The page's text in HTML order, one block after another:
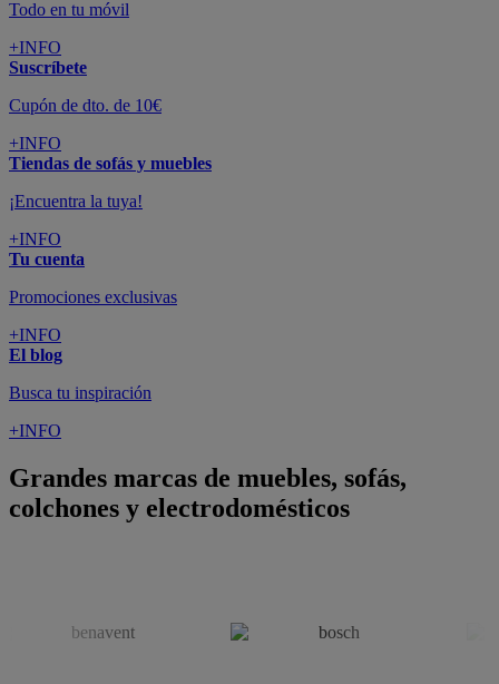
Todo en tu móvil
+INFO
Suscríbete
Cupón de dto. de 10€
+INFO
Tiendas de sofás y muebles
¡Encuentra la tuya!
+INFO
Tu cuenta
Promociones exclusivas
+INFO
El blog
Busca tu inspiración
+INFO
Grandes marcas de muebles, sofás,
colchones y electrodomésticos